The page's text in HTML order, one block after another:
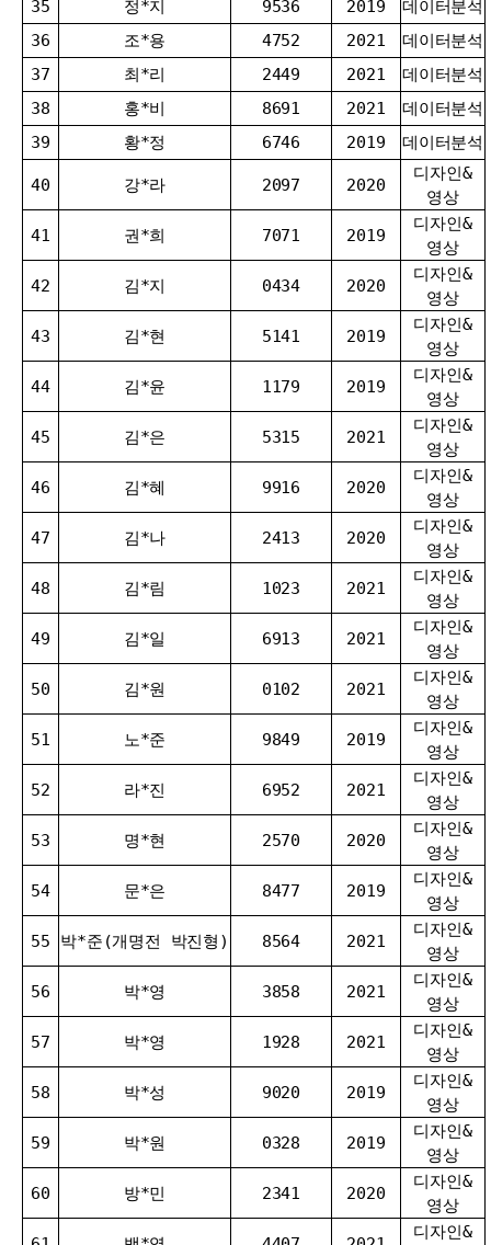
35 정*지 9536 2019
데이터분석
36
조*용 4752 2021
데이터분석
37
최*리 2449 2021
데이터분석
38
홍*비 8691 2021
데이터분석
39
황*정 6746 2019 데이터분석
40 강*라 2097 2020
디자인&
영상
41 권*희 7071 2019
디자인&
영상
42 김*지 0434 2020
디자인&
영상
43 김*현 5141 2019
디자인&
영상
44 김*윤 1179 2019
디자인&
영상
45 김*은 5315 2021
디자인&
영상
46 김*혜 9916 2020
디자인&
영상
47 김*나 2413 2020
디자인&
영상
48 김*림 1023 2021
디자인&
영상
49 김*일 6913 2021
디자인&
영상
50 김*원 0102 2021
디자인&
영상
51 노*준 9849 2019
디자인&
영상
52 라*진 6952 2021
디자인&
영상
53 명*현 2570 2020
디자인&
영상
54 문*은 8477 2019
디자인&
영상
55 박*준(개명전 박진형) 8564 2021
디자인&
영상
56 박*영 3858 2021
디자인&
영상
57 박*영 1928 2021
디자인&
영상
58 박*성 9020 2019
디자인&
영상
59 박*원 0328 2019
디자인&
영상
60 방*민 2341 2020
디자인&
영상
디자인&